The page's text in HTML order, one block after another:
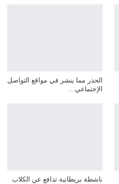
الحذر مما ينشر في مواقع التواصل
الإجتماعي…
ناشطة بريطانية تدافع عن الكلاب